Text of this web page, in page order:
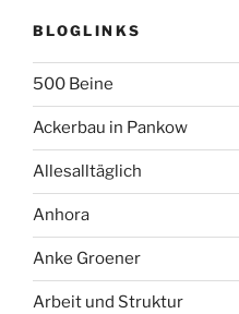
BLOGLINKS
500 Beine
Ackerbau in Pankow
Allesalltäglich
Anhora
Anke Groener
Arbeit und Struktur